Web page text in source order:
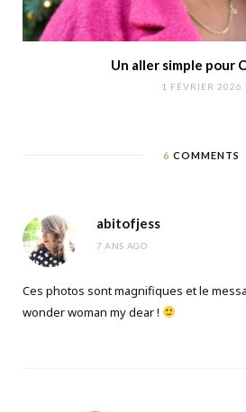
Un aller simple pour
1 FÉVRIER 2026
6 COMMENTS
abitofjess
7 ANS AGO
Ces photos sont magnifiques et le
wonder woman my dear !